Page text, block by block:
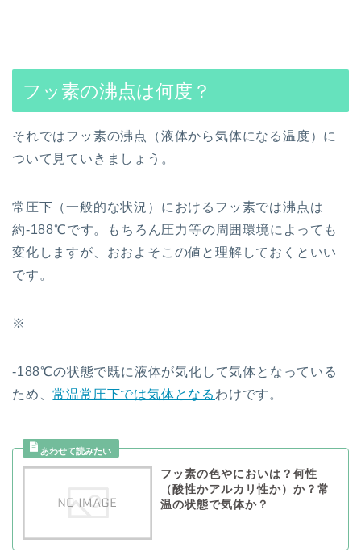
フッ素の沸点は何度？
それではフッ素の沸点（液体から気体になる温度）に
ついて見ていきましょう。
常圧下（一般的な状況）におけるフッ素では沸点は
約-188℃です。もちろん圧力等の周囲環境によっても
変化しますが、おおよそこの値と理解しておくといい
です。
※
-188℃の状態で既に液体が気化して気体となっている
ため、常温常圧下では気体となる わけです。
フッ素の色やにおいは？何性
（酸性かアルカリ性か）か？常
温の状態で気体か？